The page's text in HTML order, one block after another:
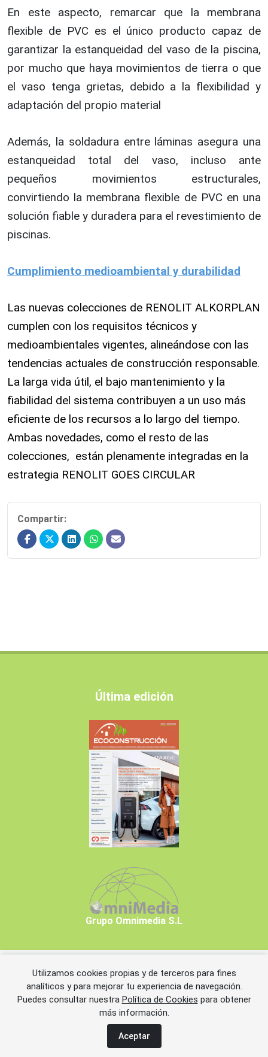
Utilizamos cookies propias y de terceros para fines
analíticos y para mejorar tu experiencia de navegación.
Puedes consultar nuestra Política de Cookies para obtener
más información.
Aceptar
En este aspecto, remarcar que la membrana
flexible de PVC es el único producto capaz de
garantizar la estanqueidad del vaso de la piscina,
por mucho que haya movimientos de tierra o que
el vaso tenga grietas, debido a la flexibilidad y
adaptación del propio material
Además, la soldadura entre láminas asegura una
estanqueidad total del vaso, incluso ante
pequeños movimientos estructurales,
convirtiendo la membrana flexible de PVC en una
solución fiable y duradera para el revestimiento de
piscinas.
Cumplimiento medioambiental y durabilidad
Las nuevas colecciones de RENOLIT ALKORPLAN
cumplen con los requisitos técnicos y
medioambientales vigentes, alineándose con las
tendencias actuales de construcción responsable.
La larga vida útil, el bajo mantenimiento y la
fiabilidad del sistema contribuyen a un uso más
eficiente de los recursos a lo largo del tiempo.
Ambas novedades, como el resto de las
colecciones, están plenamente integradas en la
estrategia RENOLIT GOES CIRCULAR
Compartir:
Última edición
Grupo Omnimedia S.L
Copyrights © 2026 Grupo Omnimedia S.L.
Política de privacidad
Política de cookies
Información adicional
Miembros de CEDRO